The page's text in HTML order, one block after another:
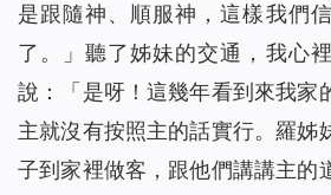
是跟隨神、順服神，這樣我們
了。」聽了姊妹的交通，我心
說：「是呀！這幾年看到來我家
主就沒有按照主的話實行。羅姊
子到家裡做客，跟他們講講主的